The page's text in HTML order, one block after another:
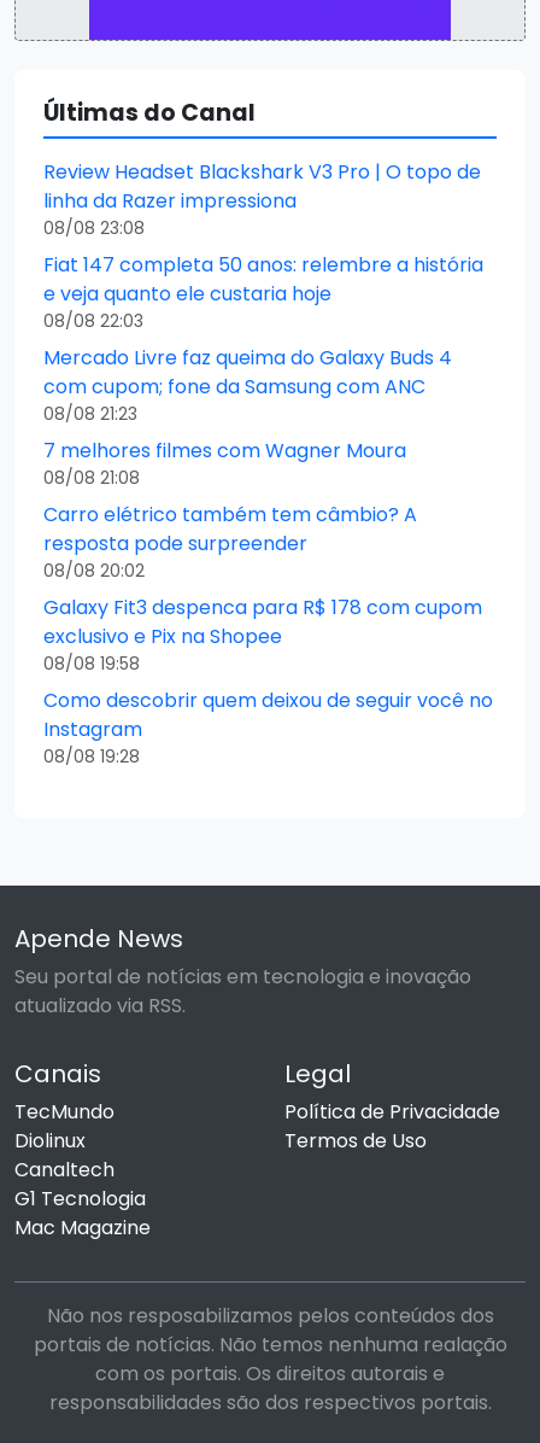
Últimas do Canal
Review Headset Blackshark V3 Pro | O topo de
linha da Razer impressiona
08/08 23:08
Fiat 147 completa 50 anos: relembre a história
e veja quanto ele custaria hoje
08/08 22:03
Mercado Livre faz queima do Galaxy Buds 4
com cupom; fone da Samsung com ANC
08/08 21:23
7 melhores filmes com Wagner Moura
08/08 21:08
Carro elétrico também tem câmbio? A
resposta pode surpreender
08/08 20:02
Galaxy Fit3 despenca para R$ 178 com cupom
exclusivo e Pix na Shopee
08/08 19:58
Como descobrir quem deixou de seguir você no
Instagram
08/08 19:28
Apende News
Seu portal de notícias em tecnologia e inovação
atualizado via RSS.
Canais
TecMundo
Diolinux
Canaltech
G1 Tecnologia
Mac Magazine
Legal
Política de Privacidade
Termos de Uso
Não nos resposabilizamos pelos conteúdos dos
portais de notícias. Não temos nenhuma realação
com os portais. Os direitos autorais e
responsabilidades são dos respectivos portais.